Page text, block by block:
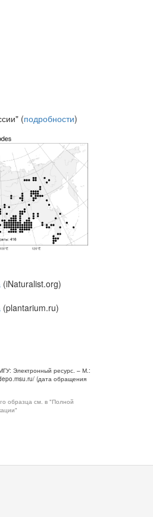
(подробности)
(iNaturalist.org)
(plantarium.ru)
Электронный ресурс. – М.:
(дата обращения
образца см. в "Полной